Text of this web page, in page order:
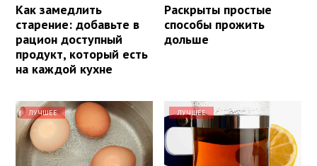
Как замедлить
старение: добавьте в
рацион доступный
продукт, который есть
на каждой кухне
Раскрыты простые
способы прожить
дольше
ЛУЧШЕЕ ЛУЧШЕЕ